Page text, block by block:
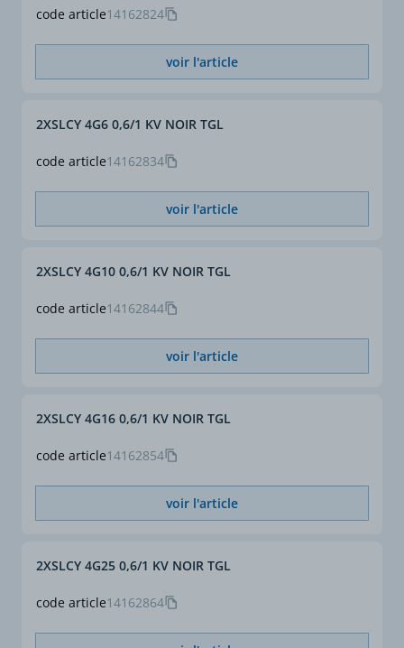
code article14162824
voir l'article
code article14162834
2XSLCY 4G6 0,6/1 KV NOIR TGL
voir l'article
code article14162844
2XSLCY 4G10 0,6/1 KV NOIR TGL
voir l'article
code article14162854
2XSLCY 4G16 0,6/1 KV NOIR TGL
voir l'article
code article14162864
2XSLCY 4G25 0,6/1 KV NOIR TGL